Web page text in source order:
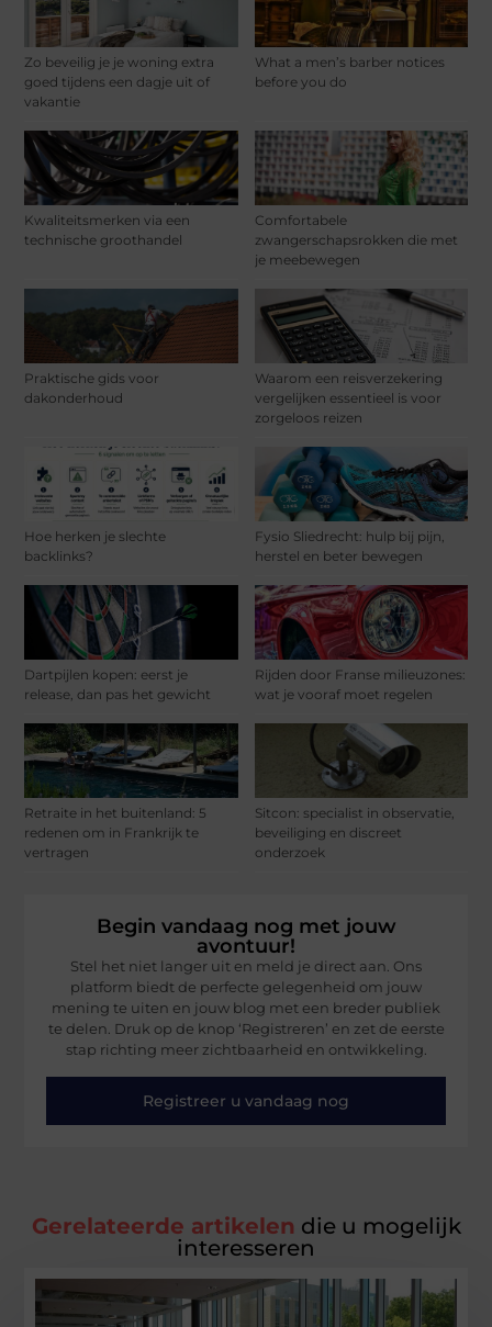
Zo beveilig je je woning extra
goed tijdens een dagje uit of
vakantie
What a men’s barber notices
before you do
Kwaliteitsmerken via een
technische groothandel
Comfortabele
zwangerschapsrokken die met
je meebewegen
Praktische gids voor
dakonderhoud
Waarom een reisverzekering
vergelijken essentieel is voor
zorgeloos reizen
Hoe herken je slechte
backlinks?
Fysio Sliedrecht: hulp bij pijn,
herstel en beter bewegen
Dartpijlen kopen: eerst je
release, dan pas het gewicht
Rijden door Franse milieuzones:
wat je vooraf moet regelen
Retraite in het buitenland: 5
redenen om in Frankrijk te
vertragen
Sitcon: specialist in observatie,
beveiliging en discreet
onderzoek
Begin vandaag nog met jouw
avontuur!
Stel het niet langer uit en meld je direct aan. Ons
platform biedt de perfecte gelegenheid om jouw
mening te uiten en jouw blog met een breder publiek
te delen. Druk op de knop ‘Registreren’ en zet de eerste
stap richting meer zichtbaarheid en ontwikkeling.
Registreer u vandaag nog
Gerelateerde artikelen die u mogelijk
interesseren